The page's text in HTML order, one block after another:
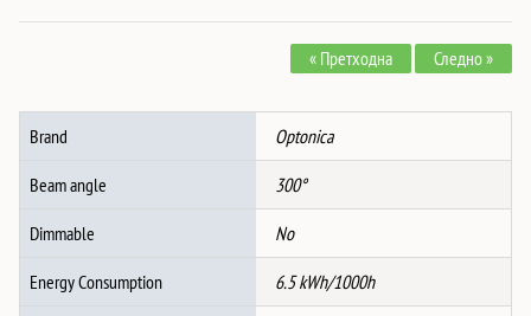
175-
265V
4500K
количина
« Претходна Следно »
Brand Optonica
Beam angle 300°
Dimmable No
Energy Consumption 6.5 kWh/1000h